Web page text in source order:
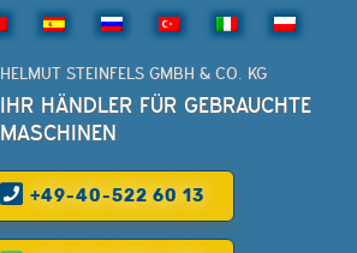
HELMUT STEINFELS GMBH & CO. KG
IHR HÄNDLER FÜR GEBRAUCHTE
MASCHINEN
+49-40-522 60 13